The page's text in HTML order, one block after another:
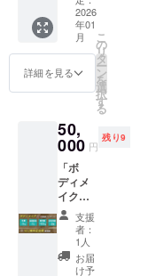
チーム
対抗
ゲーム
／クイ
華景品
もご用
スペ
シャル
座談
会：赤
塚元気
× 豪華
ゲスト
によ
る“ここ
でしか
聞けな
11月28
(金)19:0
0〜 ＠
DRAエ
イトマ
SHITA
PARK
North
3F）
⸻
特別な
一夜
を、あ
なたと
共に。
年記念
祭！
（クラ
ファン
限定リ
０名様
限定！
※参加者
特典と
して限
定記念
グッズ
付き！
（非売
品）
2025年
LL／3L
ラー：
ホワイ
ト 上記
い。
％5（
パー
ファイ
ブ）2周
年記念
祭！
（クラ
ファン
限定リ
ター
お酒を
呑みな
がら シ
ミュ
レー
ション
ゴルフ
ウン
ド・・
・ ゴル
フを愛
する大
人たち
に贈る
一夜限
りの特
別な時
間。 赤
2026
年01
月
詳細を見る
こ
の
リ
タ
ー
ン
を
選
択
す
る
50,
000 円
残り9
「ボ
ディメ
イク・
1ヶ月体
感パッ
ケー
ジ」(体
重-3kg
支援
者：
1人
お届
け予